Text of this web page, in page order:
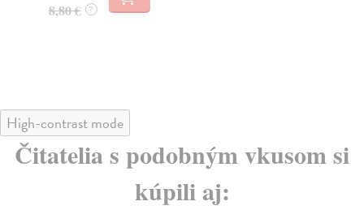
8,80 € ?
High-contrast mode
Čitatelia s podobným vkusom si
kúpili aj: